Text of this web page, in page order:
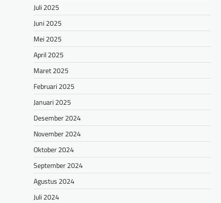
Juli 2025
Juni 2025
Mei 2025
April 2025
Maret 2025
Februari 2025
Januari 2025
Desember 2024
November 2024
Oktober 2024
September 2024
Agustus 2024
Juli 2024